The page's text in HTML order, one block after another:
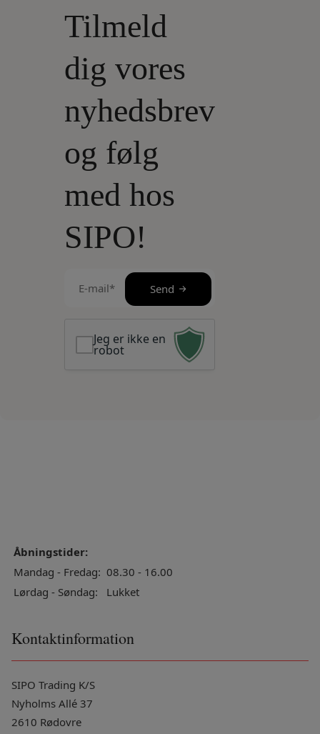
Tilmeld
dig vores
nyhedsbrev
og følg
med hos
SIPO!
mail
Jeg er ikke en
robot
Send
Åbningstider:
Mandag - Fredag: 08.30 - 16.00
Lørdag - Søndag:
Lukket
Kontaktinformation
SIPO Trading K/S
Nyholms Allé 37
2610 Rødovre